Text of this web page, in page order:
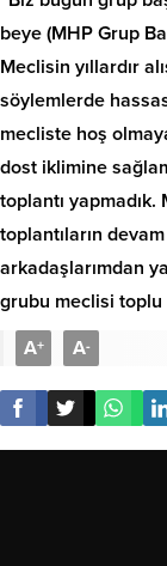
beye (MHP Grup
Meclisin yıllardır
söylemlerde
mecliste hoş
dost iklimine
toplantı yapmadık.
toplantıların
arkadaşlarımdan
grubu meclisi
A+ A-